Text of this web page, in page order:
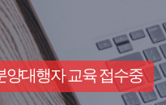
양대행자 교육 접수중